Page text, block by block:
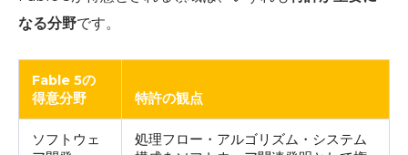
なる分野です。
Fable 5の
得意分野
特許の観点
ソフトウェ
処理フロー・アルゴリズム・システム